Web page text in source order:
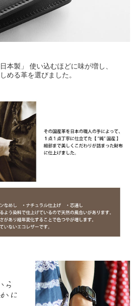
本製」 使い込むほどに味が増し、
める革を選びました。